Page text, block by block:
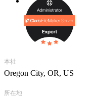
本社
Oregon City, OR, US
所在地